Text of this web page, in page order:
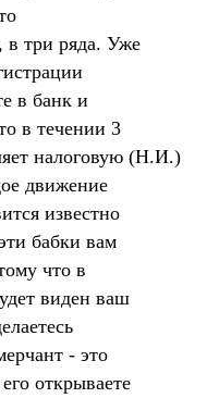
в три ряда. Уже
в банк и
в течении 3
налоговую (Н.И.)
движение
известно
бабки вам
что в
виден ваш
- это
открываете